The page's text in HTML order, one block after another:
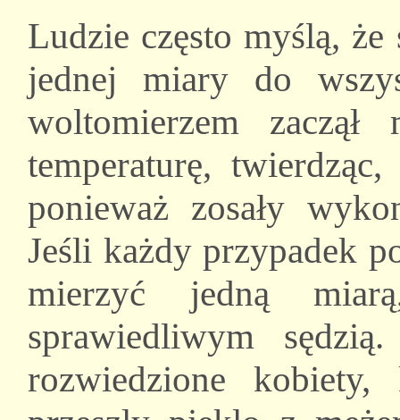
Ludzie często myślą,
jednej miary do
woltomierzem
temperaturę,
ponieważ zosały
Jeśli każdy przypadek
mierzyć jedną
sprawiedliwym
rozwiedzione